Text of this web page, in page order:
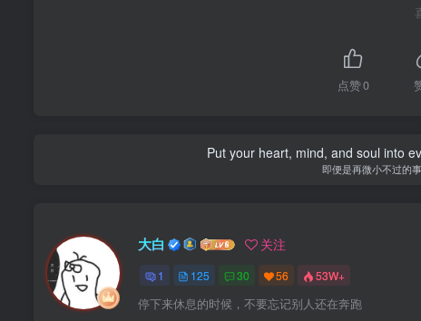
点赞0
Put your heart, mind, and soul into
即便是再微小不过的
大白 关注
1 125 30 56 53W+
停下来休息的时候，不要忘记别人还在奔跑